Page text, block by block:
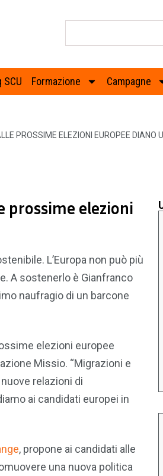
SCU Formazione Campagne
PROSSIME ELEZIONI EUROPEE DIANO
prossime elezioni
L’Europa non può più
A sostenerlo è Gianfranco
naufragio di un barcone
elezioni europee
Missio. “Migrazioni e
relazioni di
ai candidati europei in
, propone ai candidati alle
una nuova politica